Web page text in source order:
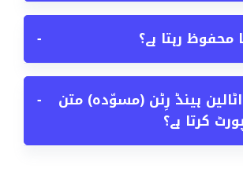
محفوظ رہتا ہے؟ −
ہینڈ رِٹن (مسوّدہ) متن
کرتا ہے؟
−